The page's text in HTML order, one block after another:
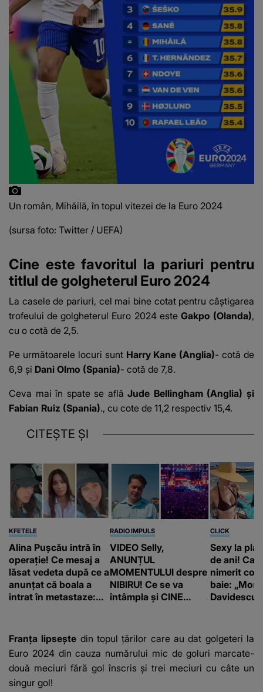
Un român, Mihăilă, în topul vitezei de la Euro 2024
(sursa foto: Twitter / UEFA)
Cine este favoritul la pariuri pentru
titlul de golgheterul Euro 2024
La casele de pariuri, cel mai bine cotat pentru câștigarea
trofeului de golgheterul Euro 2024 este Gakpo (Olanda),
cu o cotă de 2,5.
Pe următoarele locuri sunt Harry Kane (Anglia)- cotă de
6,9 și Dani Olmo (Spania)- cotă de 7,8.
Ceva mai în spate se aflăJude Bellingham (Anglia) și
Fabian Ruiz (Spania)., cu cote de 11,2 respectiv 15,4.
CITEȘTE ȘI
KFETELE
Alina Pușcău intră în
operație! Ce mesaj a
lăsat vedeta după ce a
anunțat că boala a
intrat în metastaze:
RADIO IMPULS
VIDEO Selly,
ANUNȚUL
MOMENTULUI despre
NIBIRU! Ce se va
întâmpla și CINE
e ciudă că..."
CLICK
Sexy la
de ani!
nimerit
baie:
Davidescu
Franța lipsește din topul țărilor care au dat golgeteri la
Euro 2024 din cauza numărului mic de goluri marcate-
două meciuri fără gol înscris și trei meciuri cu câte un
singur gol!